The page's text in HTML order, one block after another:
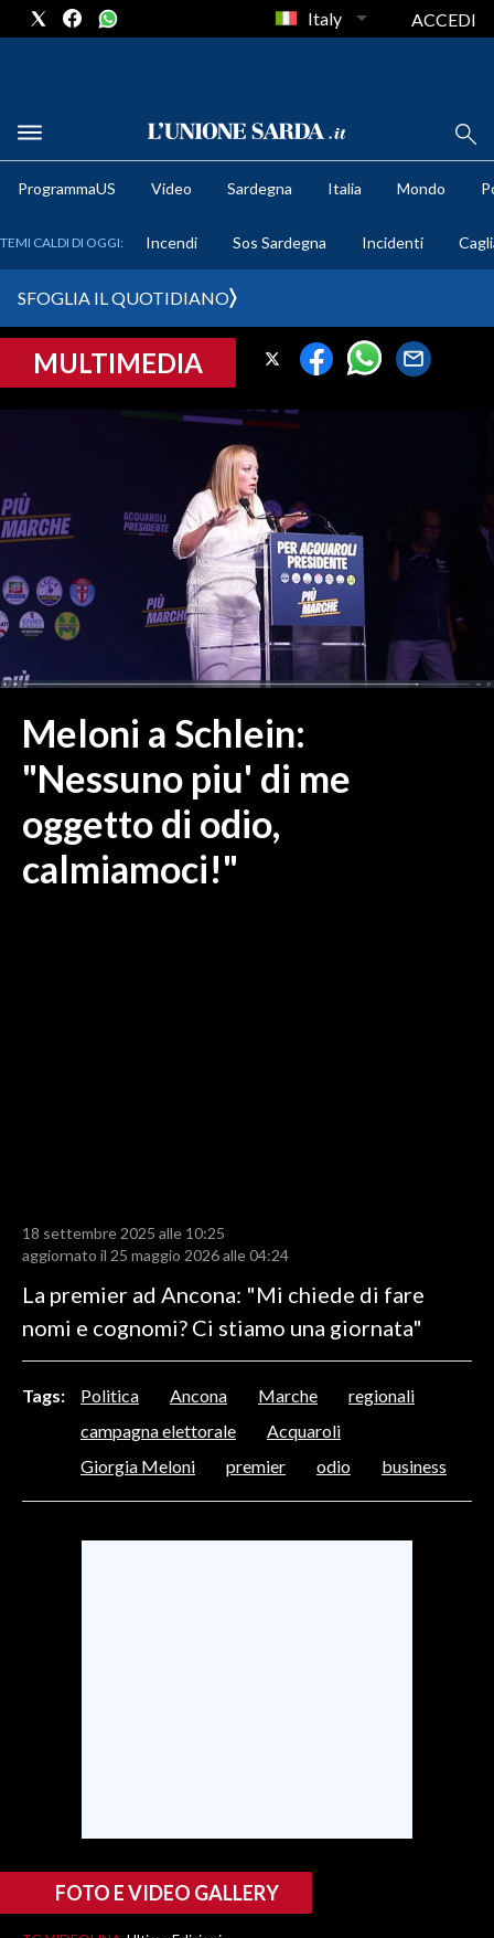
METEO
CRONACA SARDEGNA
MEDIO CAMPIDANO
ORISTANO E PROVINCIA
GALLURA
NUORO E PROVINCIA
OGLIASTRA
ITALIA
MONDO
POLITICA
CALCIO
CALCIO REGIONALE
BASKET
VOLLEY
MOTORI
TENNIS
ALTRI SPORT
CULTURA
3 MINUTI CON
Italy ACCEDI
ProgrammaUS Video Sardegna Italia Mondo
TEMI CALDI DI OGGI: Incendi Sos Sardegna Incidenti
SFOGLIA IL QUOTIDIANO
MULTIMEDIA
Meloni a Schlein:
"Nessuno piu' di me
oggetto di odio,
calmiamoci!"
18 settembre 2025 alle 10:25
aggiornato il 25 maggio 2026 alle 04:24
La premier ad Ancona: "Mi chiede di fare
nomi e cognomi? Ci stiamo una giornata"
Tags: Politica Ancona Marche
regionali
campagna elettorale
Acquaroli
Giorgia Meloni
premier odio business
FOTO E VIDEO GALLERY